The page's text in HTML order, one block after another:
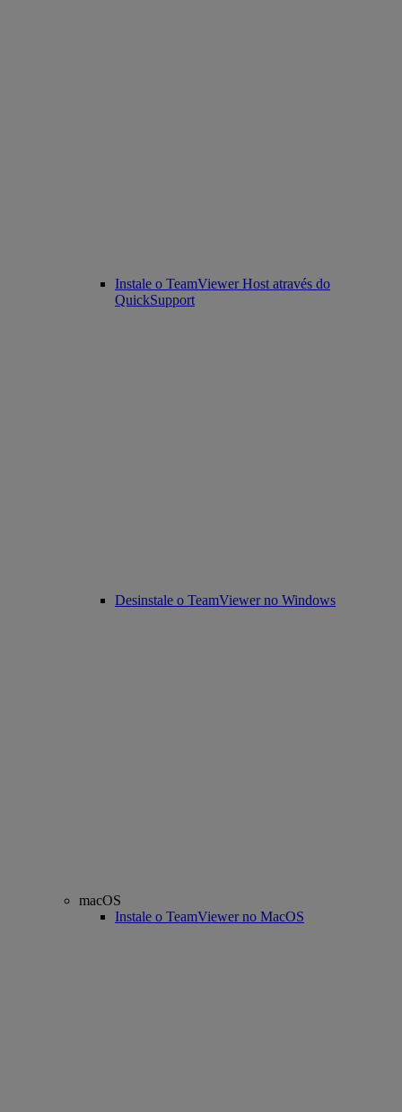
Instale o TeamViewer Host através do
QuickSupport
Desinstale o TeamViewer no Windows
macOS
Instale o TeamViewer no MacOS